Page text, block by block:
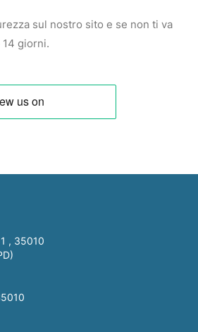
sul nostro sito e se non ti va
giorni.
, 35010